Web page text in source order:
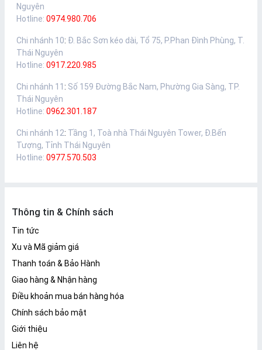
Nguyên
Hotline: 0974.980.706
Chi nhánh 10: Đ. Bắc Sơn kéo dài, Tổ 75, P.Phan Đình Phùng, T.
Thái Nguyên
Hotline: 0917.220.985
Chi nhánh 11 : Số 159 Đường Bắc Nam, Phường Gia Sàng, TP.
Thái Nguyên
Hotline: 0962.301.187
Chi nhánh 12: Tầng 1, Toà nhà Thái Nguyên Tower, Đ.Bến
Tượng, Tỉnh Thái Nguyên
Hotline: 0977.570.503
Thông tin & Chính sách
Tin tức
Xu và Mã giảm giá
Thanh toán & Bảo Hành
Giao hàng & Nhận hàng
Điều khoản mua bán hàng hóa
Chính sách bảo mật
Giới thiệu
Liên hệ